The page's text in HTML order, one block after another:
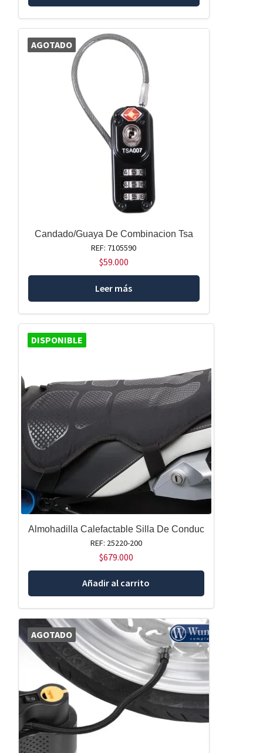
AGOTADO
Candado/Guaya De Combinacion Tsa
REF: 7105590
$59.000
Leer más
DISPONIBLE
Almohadilla Calefactable Silla De Conduc
REF: 25220-200
$679.000
Añadir al carrito
AGOTADO